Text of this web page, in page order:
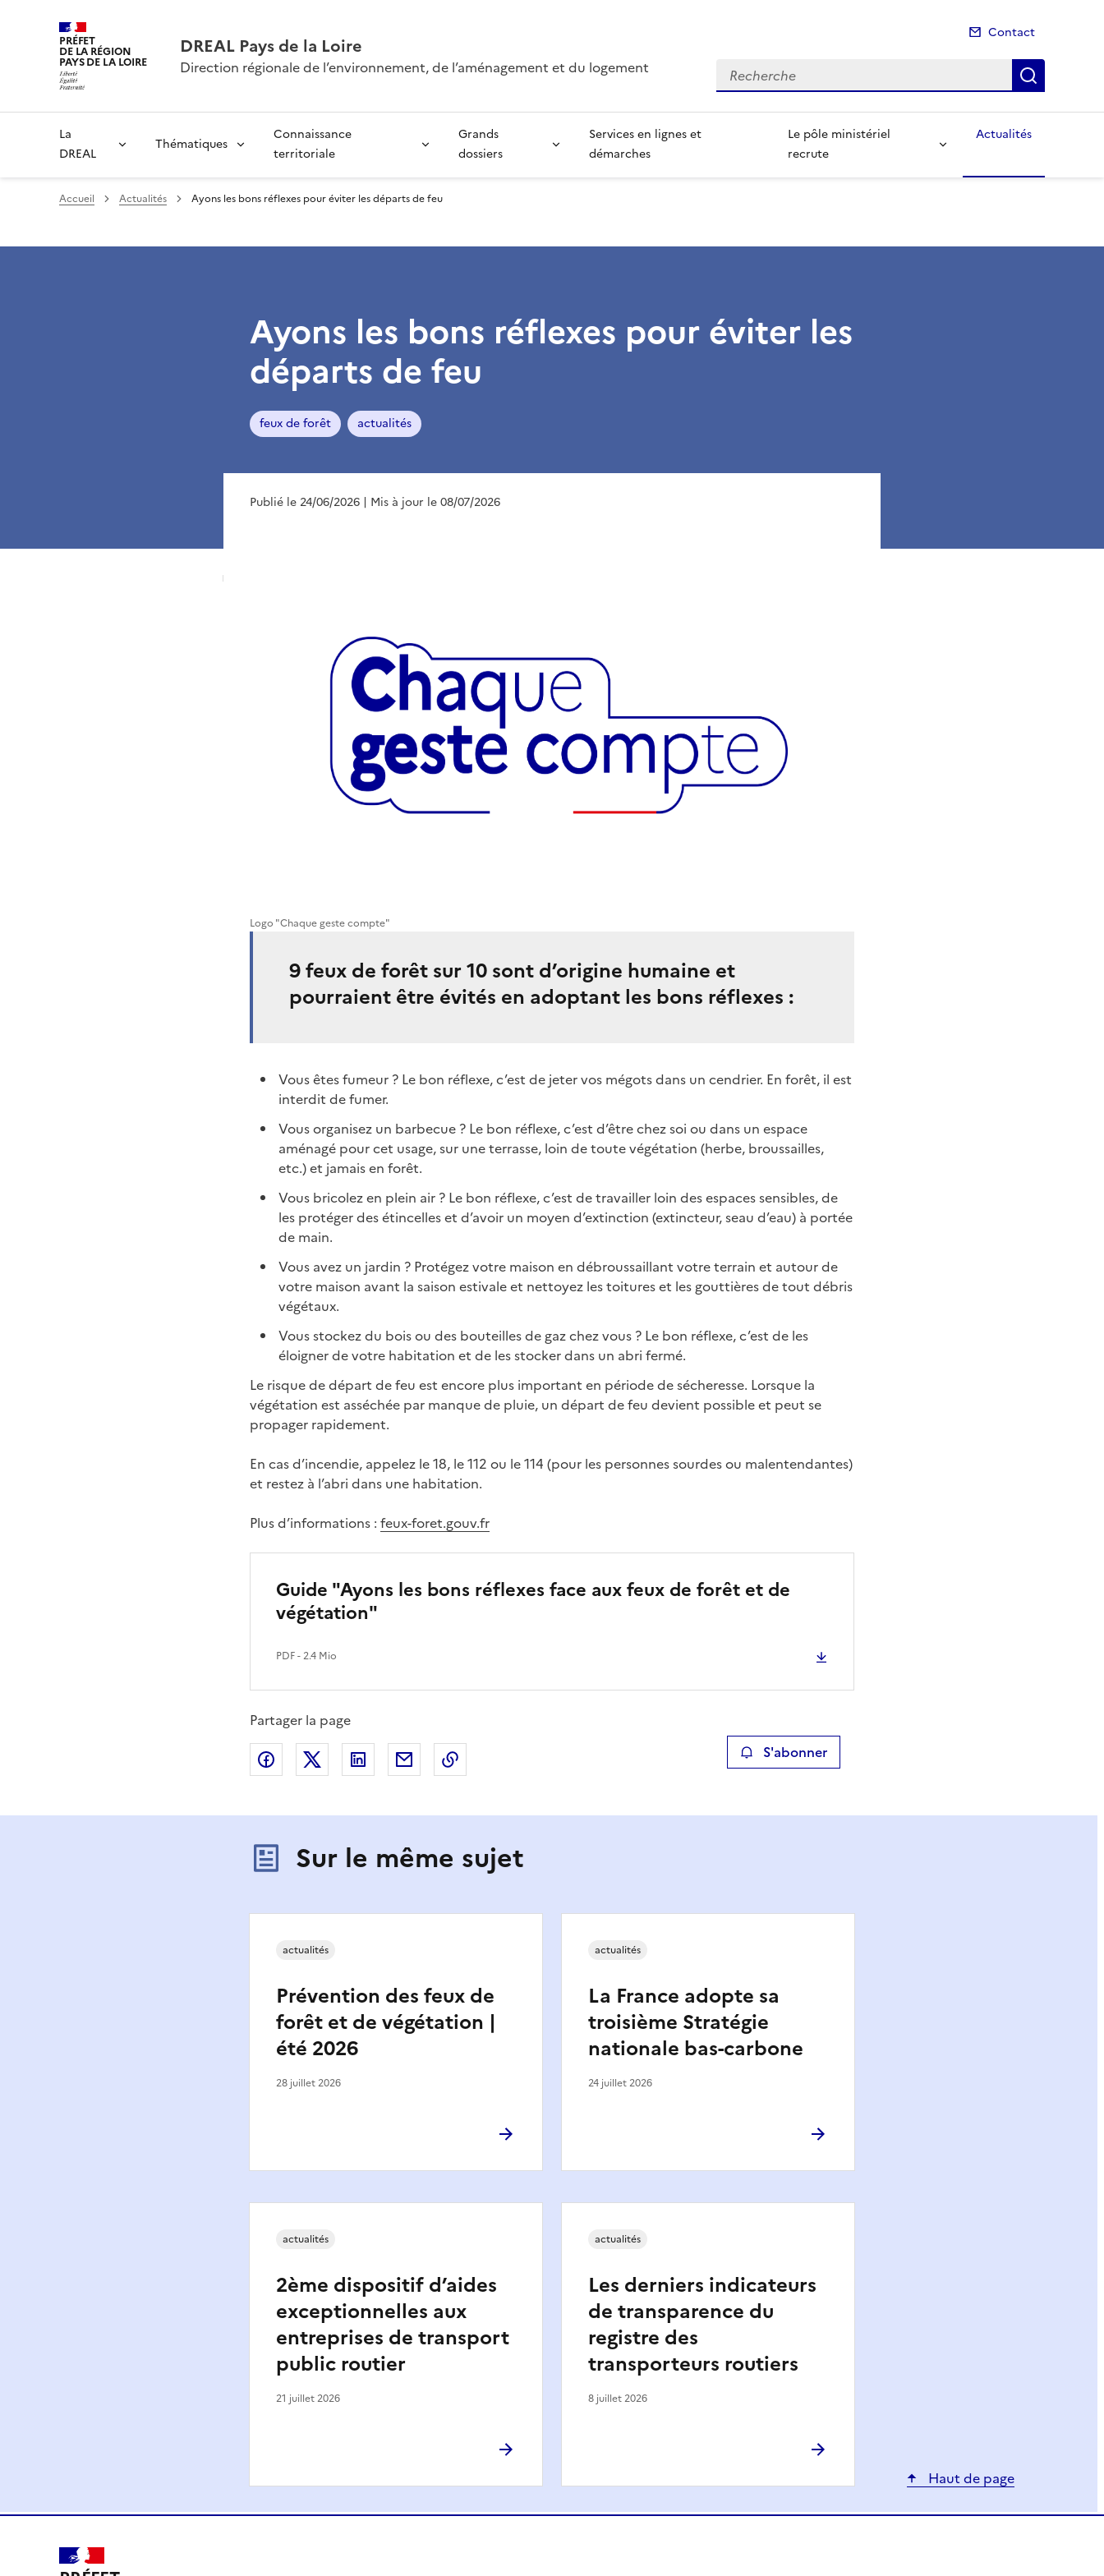
PRÉFET
DE LA RÉGION
PAYS DE LA LOIRE
DREAL Pays de la Loire
Direction régionale de l’environnement, de l’aménagement et du logement
Contact
Recherche
La
DREAL
Thématiques
Connaissance
territoriale
Grands
dossiers
Services en lignes et
démarches
Le pôle ministériel
recrute
Actualités
Accueil Actualités Ayons les bons réflexes pour éviter les départs de feu
Ayons les bons réflexes pour éviter les
départs de feu
feux de forêt actualités
Publié le 24/06/2026 | Mis à jour le 08/07/2026
Logo "Chaque geste compte"
9 feux de forêt sur 10 sont d’origine humaine et
pourraient être évités en adoptant les bons réflexes :
Vous êtes fumeur ? Le bon réflexe, c’est de jeter vos mégots dans un cendrier. En forêt, il est
interdit de fumer.
Vous organisez un barbecue ? Le bon réflexe, c’est d’être chez soi ou dans un espace
aménagé pour cet usage, sur une terrasse, loin de toute végétation (herbe, broussailles,
etc.) et jamais en forêt.
Vous bricolez en plein air ? Le bon réflexe, c’est de travailler loin des espaces sensibles, de
les protéger des étincelles et d’avoir un moyen d’extinction (extincteur, seau d’eau) à portée
de main.
Vous avez un jardin ? Protégez votre maison en débroussaillant votre terrain et autour de
votre maison avant la saison estivale et nettoyez les toitures et les gouttières de tout débris
végétaux.
Vous stockez du bois ou des bouteilles de gaz chez vous ? Le bon réflexe, c’est de les
éloigner de votre habitation et de les stocker dans un abri fermé.
Le risque de départ de feu est encore plus important en période de sécheresse. Lorsque la
végétation est asséchée par manque de pluie, un départ de feu devient possible et peut se
propager rapidement.
En cas d’incendie, appelez le 18, le 112 ou le 114 (pour les personnes sourdes ou malentendantes)
et restez à l’abri dans une habitation.
Plus d’informations : feux-foret.gouv.fr
Guide "Ayons les bons réflexes face aux feux de forêt et de
végétation"
PDF- 2.4 Mio
Partager la page
Partager sur Facebook
Partager sur XPartager sur LinkedIn
Partager par emailCopier le lien de la page dans le presse-papier S'abonner
Sur le même sujet
Prévention des feux de
forêt et de végétation |
été 2026
actualités
28 juillet 2026
La France adopte sa
troisième Stratégie
nationale bas-carbone
actualités
24 juillet 2026
2ème dispositif d’aides
exceptionnelles aux
entreprises de transport
public routier
actualités
21 juillet 2026
Les derniers indicateurs
de transparence du
registre des
transporteurs routiers
actualités
8 juillet 2026
Haut de page